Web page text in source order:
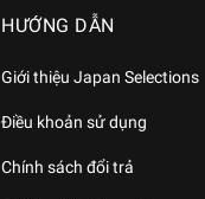
HƯỚNG DẪN
Giới thiệu Japan Selections
Điều khoản sử dụng
Chính sách đổi trả